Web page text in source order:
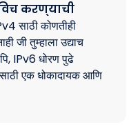
करण्याची
साठी कोणतीही
जी तुम्हाला उद्याच
IPv6 धोरण पुढे
एक धोकादायक आणि